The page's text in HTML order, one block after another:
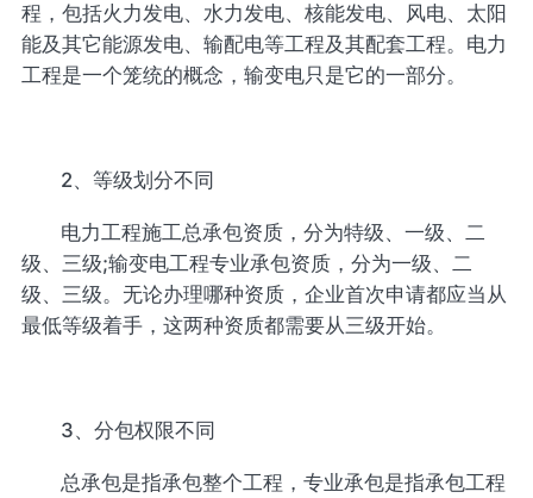
程，包括火力发电、水力发电、核能发电、风电、太阳
能及其它能源发电、输配电等工程及其配套工程。电力
工程是一个笼统的概念，输变电只是它的一部分。
2、等级划分不同
电力工程施工总承包资质，分为特级、一级、二
级、三级;输变电工程专业承包资质，分为一级、二
级、三级。无论办理哪种资质，企业首次申请都应当从
最低等级着手，这两种资质都需要从三级开始。
3、分包权限不同
总承包是指承包整个工程，专业承包是指承包工程